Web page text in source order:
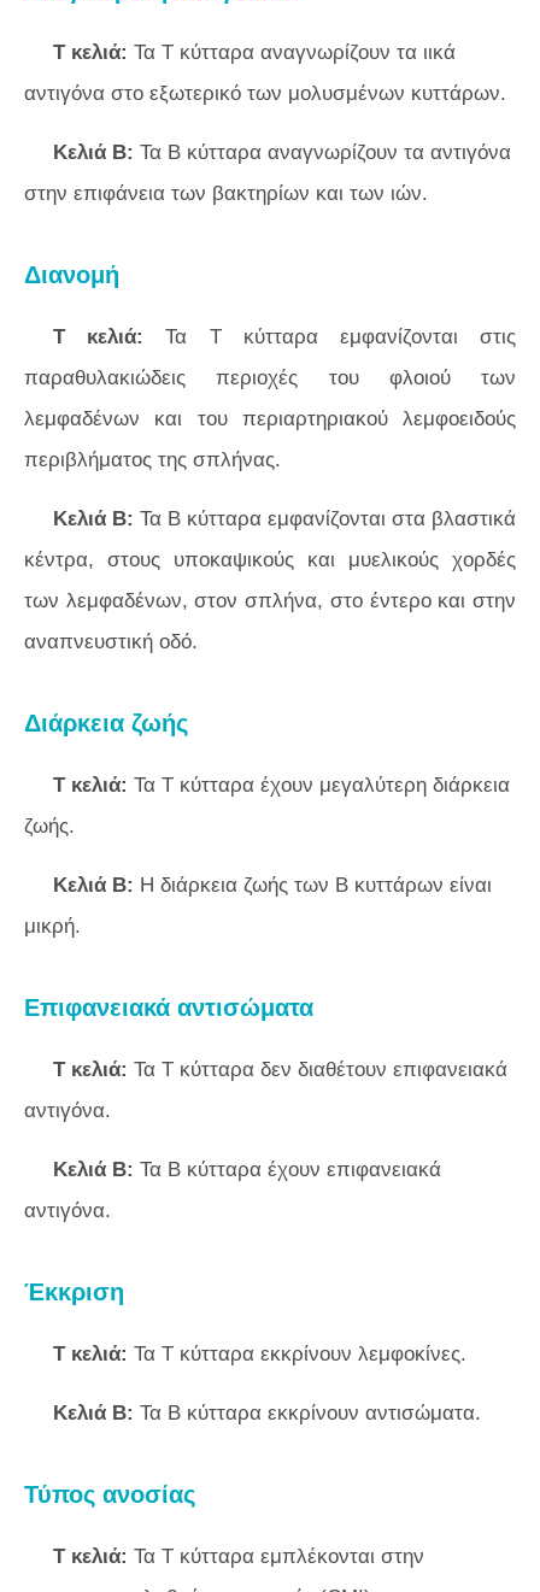
Τ κελιά: Τα Τ κύτταρα αναγνωρίζουν τα ιικά
αντιγόνα στο εξωτερικό των μολυσμένων κυττάρων.
Κελιά Β: Τα Β κύτταρα αναγνωρίζουν τα αντιγόνα
στην επιφάνεια των βακτηρίων και των ιών.
Διανομή
Τ κελιά:
Τα Τ κύτταρα εμφανίζονται στις
παραθυλακιώδεις περιοχές του φλοιού των
λεμφαδένων και του περιαρτηριακού λεμφοειδούς
περιβλήματος της σπλήνας.
Κελιά Β: Τα Β κύτταρα εμφανίζονται στα βλαστικά
κέντρα, στους υποκαψικούς και μυελικούς χορδές
των λεμφαδένων, στον σπλήνα, στο έντερο και στην
αναπνευστική οδό.
Διάρκεια ζωής
Τ κελιά: Τα Τ κύτταρα έχουν μεγαλύτερη διάρκεια
ζωής.
Κελιά Β: Η διάρκεια ζωής των Β κυττάρων είναι
μικρή.
Επιφανειακά αντισώματα
Τ κελιά: Τα Τ κύτταρα δεν διαθέτουν επιφανειακά
αντιγόνα.
Κελιά Β: Τα Β κύτταρα έχουν επιφανειακά
αντιγόνα.
Έκκριση
Τ κελιά: Τα Τ κύτταρα εκκρίνουν λεμφοκίνες.
Κελιά Β: Τα Β κύτταρα εκκρίνουν αντισώματα.
Τύπος ανοσίας
Τ κελιά: Τα Τ κύτταρα εμπλέκονται στην